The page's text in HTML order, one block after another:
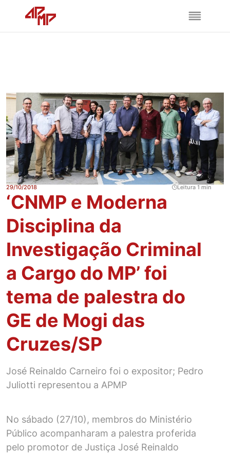
29/10/2018 Leitura 1 min
‘CNMP e Moderna
Disciplina da
Investigação Criminal
a Cargo do MP’ foi
tema de palestra do
GE de Mogi das
Cruzes/SP
José Reinaldo Carneiro foi o expositor; Pedro
Juliotti representou a APMP
No sábado (27/10), membros do Ministério
Público acompanharam a palestra proferida
pelo promotor de Justiça José Reinaldo